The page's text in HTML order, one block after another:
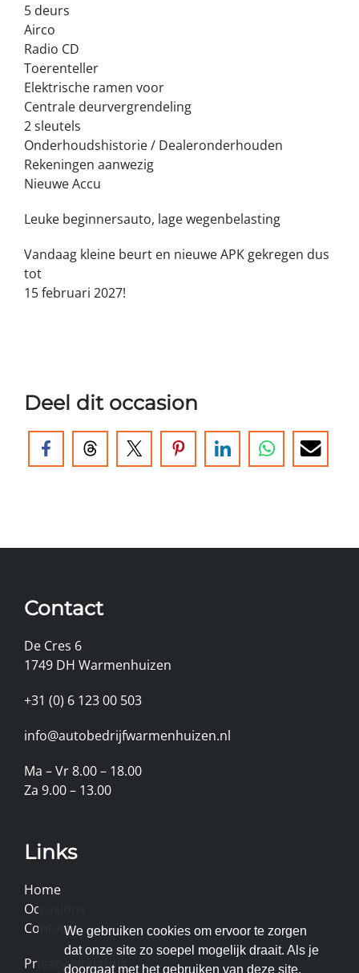
5 deurs
Airco
Radio CD
Toerenteller
Elektrische ramen voor
Centrale deurvergrendeling
2 sleutels
Onderhoudshistorie / Dealeronderhouden
Rekeningen aanwezig
Nieuwe Accu
Leuke beginnersauto, lage wegenbelasting
Vandaag kleine beurt en nieuwe APK gekregen dus
tot
15 februari 2027!
Deel dit occasion
Contact
De Cres 6
1749 DH Warmenhuizen
+31 (0) 6 123 00 503
info@autobedrijfwarmenhuizen.nl
Ma – Vr 8.00 – 18.00
Za 9.00 – 13.00
Links
Home
Occasions
Contact
Privacyverklaring
We gebruiken cookies om ervoor te zorgen
dat onze site zo soepel mogelijk draait. Als je
doorgaat met het gebruiken van deze site,